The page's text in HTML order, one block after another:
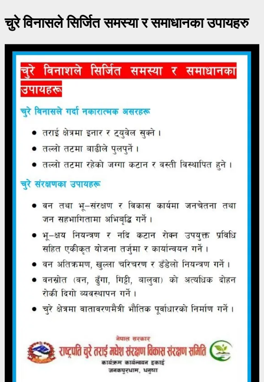
चुरे विनासले सिर्जित समस्या र समाधानका उपायहरु